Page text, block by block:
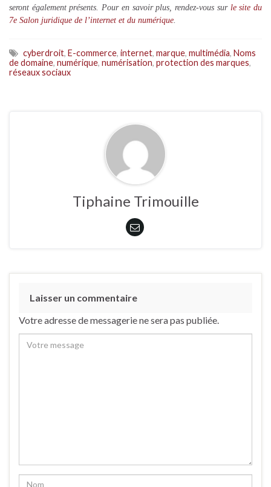
seront également présents. Pour en savoir plus, rendez-vous sur le site du
7e Salon juridique de l’internet et du numérique
cyberdroit, E-commerce, internet, marque, multimédia, Noms
de domaine, numérique, numérisation, protection des marques,
réseaux sociaux
Tiphaine Trimouille
Laisser un commentaire
Votre adresse de messagerie ne sera pas publiée.